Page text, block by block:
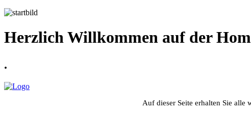
Herzlich Willkommen auf der
.
Auf dieser Seite erhalten Sie alle